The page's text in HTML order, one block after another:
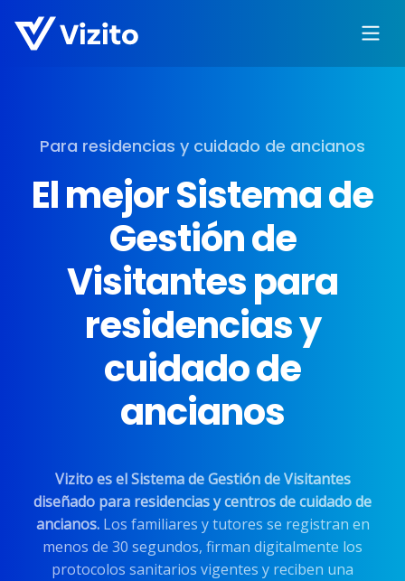
Para residencias y cuidado de ancianos
El mejor Sistema de
Gestión de
Visitantes para
residencias y
cuidado de
ancianos
Vizito es el Sistema de Gestión de Visitantes
diseñado para residencias y centros de cuidado de
ancianos.Los familiares y tutores se registran en
menos de 30 segundos, firman digitalmente los
protocolos sanitarios vigentes y reciben una